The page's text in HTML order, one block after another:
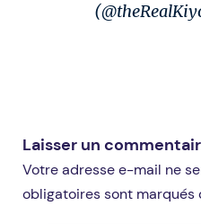
Laisser un
Votre adresse e-mail ne
obligatoires sont marqués